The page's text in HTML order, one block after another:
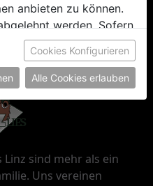
Impressum
Linz sind mehr als ein
Uns vereinen
anbieten zu können.
werden. Sofern
geben Sie
Cookies Konfigurieren
Alle Cookies erlauben